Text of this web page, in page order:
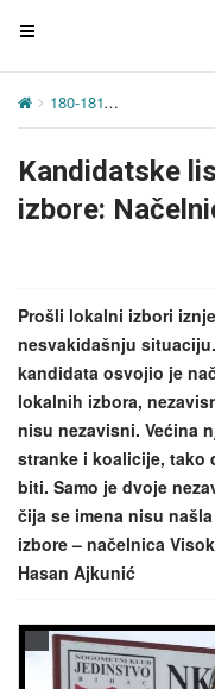
T
g
e
n
g
a
t
i
o
n
180-181
Kandidatske
izbore:
Prošli lokalni izbori
nesvakidašnju
kandidata osvojio je
lokalnih izbora,
nisu nezavisni. Većina
stranke i koalicije, tako
biti. Samo je dvoje
čija se imena nisu
izbore – načelnica
Hasan Ajkunić